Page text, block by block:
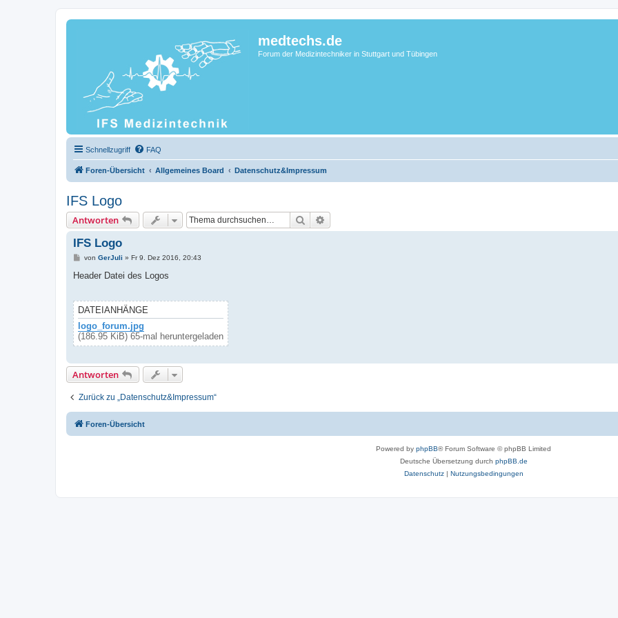
medtechs.de
Forum der Medizintechniker in Stuttgart und Tübingen
Schnellzugriff FAQ
Foren-Übersicht Allgemeines Board Datenschutz&Impressum
IFS Logo
Antworten Suche
IFS Logo
B
i
g
von GerJuli » Fr 9. Dez 2016, 20:43
Header Datei des Logos
DATEIANHÄNGE
logo_forum.jpg
(186.95 KiB) 65-mal heruntergeladen
Antworten
Zurück zu „Datenschutz&Impressum“
Foren-Übersicht
Powered by phpBB® Forum Software © phpBB Limited
Deutsche Übersetzung durch phpBB.de
Datenschutz| Nutzungsbedingungen